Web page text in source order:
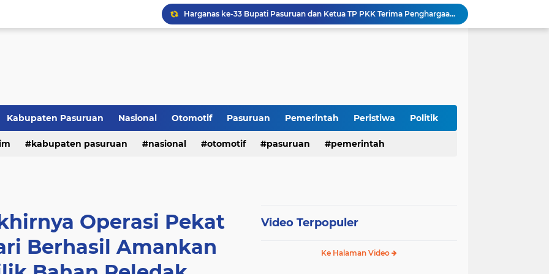
Harganas ke-33 Bupati Pasuruan dan Ketua TP PKK Terima Penghargaan Nasional Bidang Kependudukan
ITS Hibahkan Mesin Pirolisis ke Desa Randupitu Pasuruan, Ubah Sampah Plastik Jadi BBM
Polres Mojokerto Imbau Masyarakat Tidak Gunakan Sepeda Listrik di Jalan Raya
Kabupaten Pasuruan Nasional Otomotif Pasuruan Pemerintah Peristiwa Politik
kabupaten pasuruan nasional otomotif pasuruan pemerintah
Operasi Pekat
Berhasil Amankan
Video Terpopuler
Ke Halaman Video